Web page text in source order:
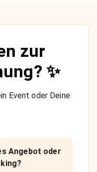
zur
✨
Event oder Deine
Angebot oder